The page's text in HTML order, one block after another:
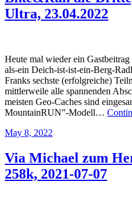
Ultra, 23.04.2022
Heute mal wieder ein
als-ein Deich-ist-ist-ein-Berg-
Franks sechste (erfolgreiche)
mittlerweile alle spannenden
meisten Geo-Caches sind
MountainRUN”-Modell…
May 8, 2022
Via Michael zum
258k, 2021-07-07